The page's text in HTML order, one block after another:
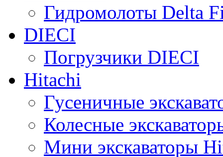
Гидромолоты Delta
DIECI
Погрузчики DIECI
Hitachi
Гусеничные
Колесные
Мини экскаваторы